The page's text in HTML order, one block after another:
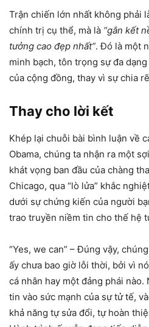
Trận chiến lớn nhất không phải
chính trị cụ thể, mà là “gắn kết
tưởng cao đẹp nhất”. Đó là một
minh bạch, tôn trọng sự đa
của cộng đồng, thay vì sự chia
Thay cho lời kết
Khép lại chuỗi bài bình luận về
Obama, chúng ta nhận ra một
khát vọng ban đầu của chàng
Chicago, qua “lò lửa” khắc
dưới sự chứng kiến của người
trao truyền niềm tin cho thế hệ
“Yes, we can” – Đúng vậy,
ấy chưa bao giờ lỗi thời, bởi vì
cá nhân hay một đảng phái
tin vào sức mạnh của sự tử tế,
khả năng tự sửa đổi, tự hoàn